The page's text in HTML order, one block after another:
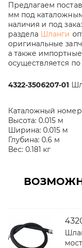
Предлагаем
мм под
наличия и под
раздела Шланги
оригинальные
а также импортные
осуществляется
4322-3506207-01
Каталожный
Высота: 0.015 м
Ширина: 0.015 м
Глубина: 0.6 м
Вес: 0.181 кг